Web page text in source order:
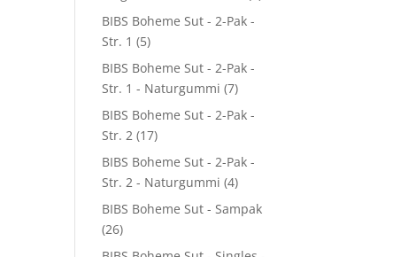
BIBS Boheme Sut - 2-Pak -
Str. 1 (5)
BIBS Boheme Sut - 2-Pak -
Str. 1 - Naturgummi (7)
BIBS Boheme Sut - 2-Pak -
Str. 2 (17)
BIBS Boheme Sut - 2-Pak -
Str. 2 - Naturgummi (4)
BIBS Boheme Sut - Sampak
(26)